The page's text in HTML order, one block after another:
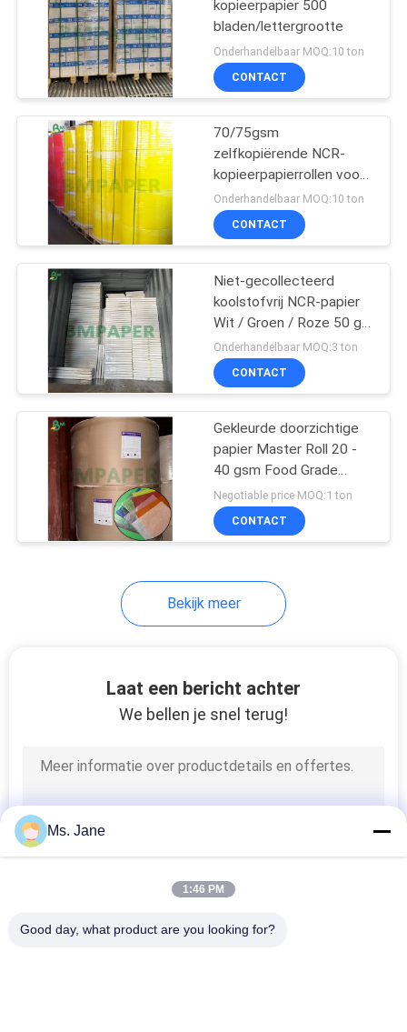
Boek Bindende
Raad
110
Couchedocument
Dubbelzijdig beklede
Board
257
Broodje
Kraft dragerpapier
kopieerpapier 500
bladen/lettergrootte
Onderhandelbaar MOQ:10 ton
CONTACT
70/75gsm
zelfkopiërende NCR-
kopieerpapierrollen voor
zakelijke formulieren
Onderhandelbaar MOQ:10 ton
CONTACT
Niet-gecollecteerd
koolstofvrij NCR-papier
Wit / Groen / Roze 50 gm
Voor laser / inkjetprinters
en kopieermachines
Onderhandelbaar MOQ:3 ton
CONTACT
Gekleurde doorzichtige
papier Master Roll 20 -
40 gsm Food Grade
Wrapping
Negotiable price MOQ:1 ton
CONTACT
Bekijk meer
Laat een bericht achter
We bellen je snel terug!
Ms. Jane
1:46 PM
Good day, what product are you looking for?